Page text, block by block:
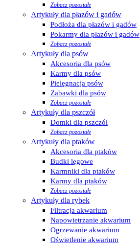
Zobacz pozostałe
Artykuły dla płazów i gadów
Podłoża dla płazów i gadów
Pokarmy dla płazów i gadów
Zobacz pozostałe
Artykuły dla psów
Akcesoria dla psów
Karmy dla psów
Pielęgnacja psów
Zabawki dla psów
Zobacz pozostałe
Artykuły dla pszczół
Domki dla pszczół
Zobacz pozostałe
Artykuły dla ptaków
Akcesoria dla ptaków
Budki lęgowe
Karmniki dla ptaków
Karmy dla ptaków
Zobacz pozostałe
Artykuły dla rybek
Filtracja akwarium
Napowietrzanie akwarium
Ogrzewanie akwarium
Oświetlenie akwarium